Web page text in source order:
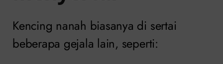
Kencing nanah biasanya di sertai
beberapa gejala lain, seperti: